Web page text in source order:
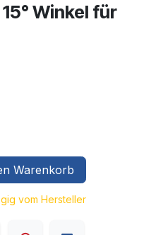
Winkel für
Warenkorb
vom Hersteller